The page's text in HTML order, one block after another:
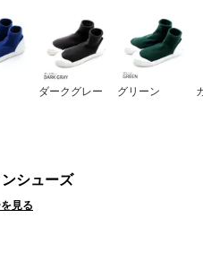
ダークグレー グリーン
シューズ
見る